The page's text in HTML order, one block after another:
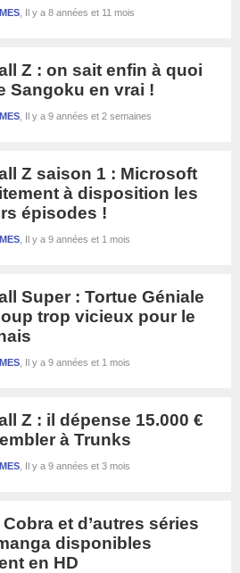
Il y a 8 années et 11 mois
Z : on sait enfin à quoi
Sangoku en vrai !
Il y a 9 années et 2 semaines
Z saison 1 : Microsoft
à disposition les
épisodes !
Il y a 9 années et 1 mois
Super : Tortue Géniale
trop vicieux pour le
Il y a 9 années et 1 mois
Z : il dépense 15.000 €
à Trunks
Il y a 9 années et 3 mois
et d’autres séries
disponibles
en HD